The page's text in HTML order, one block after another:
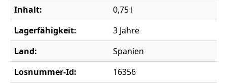
Inhalt:
0,75 l
Lagerfähigkeit:
3 Jahre
Land:
Spanien
Losnummer-Id:
16356